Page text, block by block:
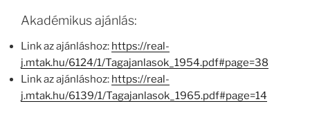
Akadémikus ajánlás:
Link az ajánláshoz: https://real-
j.mtak.hu/6124/1/Tagajanlasok_1954.pdf#page=38
Link az ajánláshoz: https://real-
j.mtak.hu/6139/1/Tagajanlasok_1965.pdf#page=14